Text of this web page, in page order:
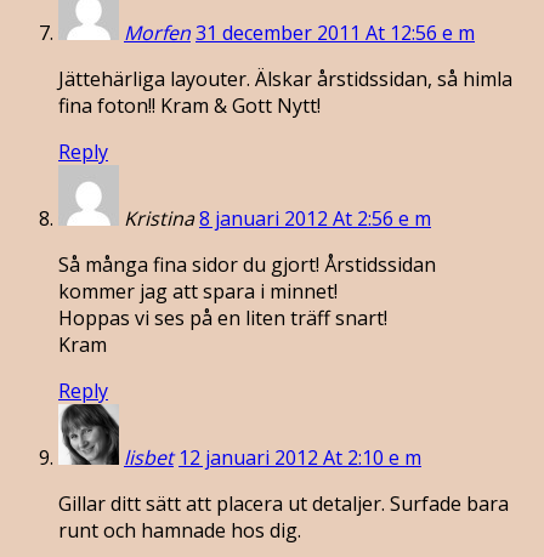
Morfen31 december 2011 At 12:56 e m
Jättehärliga layouter. Älskar årstidssidan, så himla
fina foton!! Kram & Gott Nytt!
Reply
Kristina8 januari 2012 At 2:56 e m
Så många fina sidor du gjort! Årstidssidan
kommer jag att spara i minnet!
Hoppas vi ses på en liten träff snart!
Kram
Reply
lisbet 12 januari 2012 At 2:10 e m
Gillar ditt sätt att placera ut detaljer. Surfade bara
runt och hamnade hos dig.